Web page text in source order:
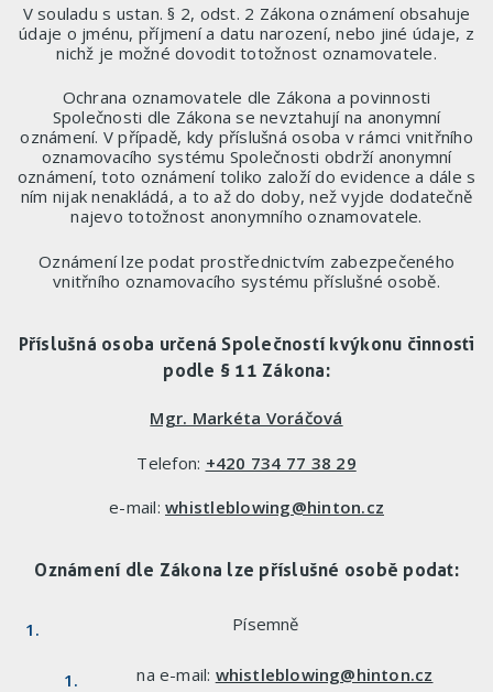
V souladu s ustan. § 2, odst. 2 Zákona oznámení obsahuje
údaje o jménu, příjmení a datu narození, nebo jiné údaje, z
nichž je možné dovodit totožnost oznamovatele.
Ochrana oznamovatele dle Zákona a povinnosti
Společnosti dle Zákona se nevztahují na anonymní
oznámení. V případě, kdy příslušná osoba v rámci vnitřního
oznamovacího systému Společnosti obdrží anonymní
oznámení, toto oznámení toliko založí do evidence a dále s
ním nijak nenakládá, a to až do doby, než vyjde dodatečně
najevo totožnost anonymního oznamovatele.
Oznámení lze podat prostřednictvím zabezpečeného
vnitřního oznamovacího systému příslušné osobě.
Příslušná osoba určená Společností k výkonu činnosti
podle § 11 Zákona:
Mgr. Markéta Voráčová
Telefon: +420 734 77 38 29
e-mail: whistleblowing@hinton.cz
Oznámení dle Zákona lze příslušné osobě podat:
Písemně
na e-mail: whistleblowing@hinton.cz